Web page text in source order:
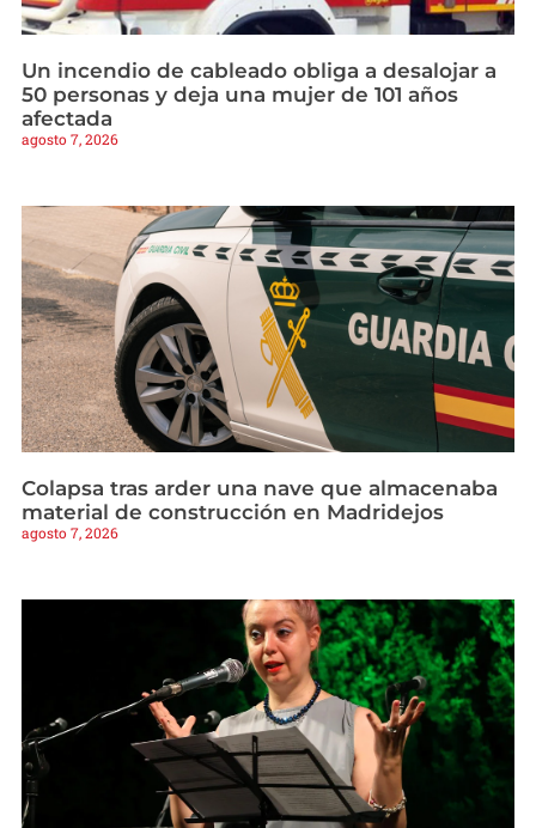
Un incendio de cableado obliga a desalojar a
50 personas y deja una mujer de 101 años
afectada
agosto 7, 2026
Colapsa tras arder una nave que almacenaba
material de construcción en Madridejos
agosto 7, 2026